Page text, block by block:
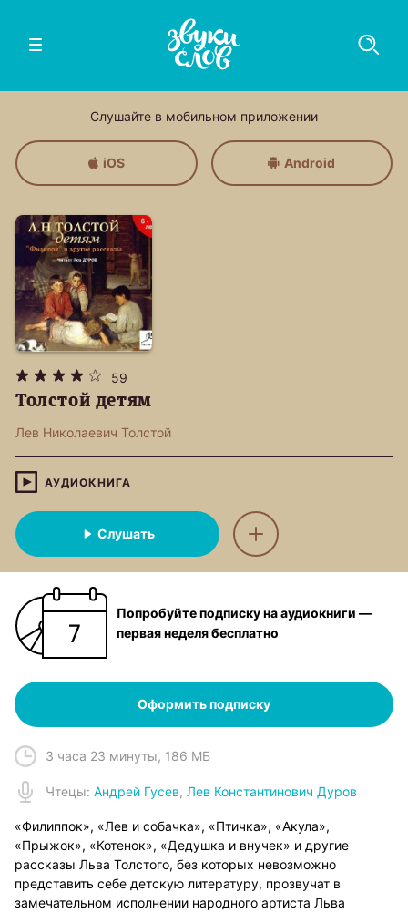
Слушайте в мобильном приложении
iOS Android
59
Толстой детям
Лев Николаевич Толстой
АУДИОКНИГА
Слушать
Попробуйте подписку на аудиокниги —
первая неделя бесплатно
Оформить подписку
3 часа 23 минуты, 186 МБ
Чтецы: Андрей Гусев, Лев Константинович Дуров
«Филиппок», «Лев и собачка», «Птичка», «Акула»,
«Прыжок», «Котенок», «Дедушка и внучек» и другие
рассказы Льва Толстого, без которых невозможно
представить себе детскую литературу, прозвучат в
замечательном исполнении народного артиста Льва